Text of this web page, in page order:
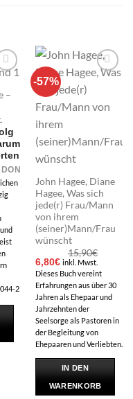
–
2
-57%
Add to
John Hagee, Diane
Hagee, Was sich
jede(r) Frau/Mann
von ihrem
(seiner)Mann/Frau
wünscht
15,90€
Ursprünglicher
Preis
war:
15,90€
6,80€Aktueller
Preis
ist:
6,80€.
inkl. Mwst.
Dieses Buch vereint
Erfahrungen aus über 30
Jahren als Ehepaar und
Jahrzehnten der
Seelsorge als Pastoren in
der Begleitung von
Ehepaaren und Verliebten.
IN DEN
WARENKORB